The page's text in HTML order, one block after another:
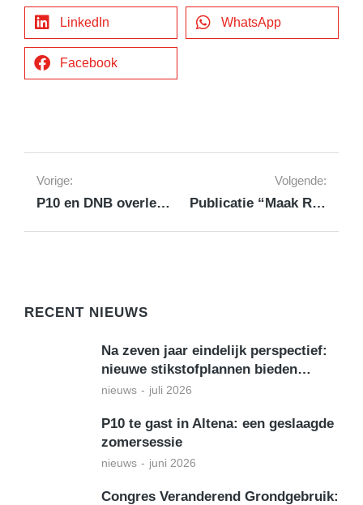
LinkedIn WhatsApp
Facebook
Vorige:
P10 en DNB overleg over geldautomaten
Volgende:
Publicatie “Maak Ruimte”
RECENT NIEUWS
Na zeven jaar eindelijk perspectief:
nieuwe stikstofplannen bieden…
nieuws juli 2026
P10 te gast in Altena: een geslaagde
zomersessie
nieuws juni 2026
Congres Veranderend Grondgebruik: